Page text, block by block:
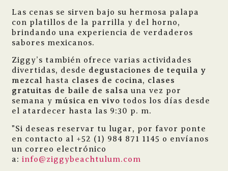
Las cenas se sirven bajo su hermosa palapa
con platillos de la parrilla y del horno,
brindando una experiencia de verdaderos
sabores mexicanos.
Ziggy’s también ofrece varias actividades
divertidas, desde degustaciones de tequila y
mezcal hasta clases de cocina, clases
gratuitas de baile de salsa una vez por
semana y música en vivo todos los días desde
el atardecer hasta las 9:30 p. m.
"Si deseas reservar tu lugar, por favor ponte
en contacto al +52 (1) 984 871 1145 o envíanos
un correo electrónico
a:info@ziggybeachtulum.com